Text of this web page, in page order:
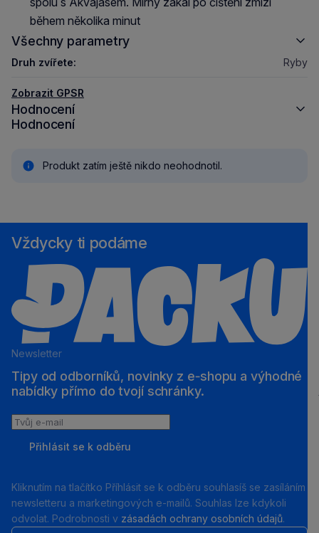
během několika minut
Všechny parametry
Druh zvířete: Ryby
Zobrazit GPSR
Hodnocení
Hodnocení
Produkt zatím ještě nikdo neohodnotil.
Vždycky ti podáme
Newsletter
Tipy od odborníků, novinky z e‑shopu a výhodné
nabídky přímo do tvojí schránky.
Tvůj
Přihlásit se k odběru
Kliknutím na tlačítko Příhlásit se k odběru souhlasíš se zasíláním
newsletteru a marketingových e-mailů. Souhlas lze kdykoli
odvolat. Podrobnosti v zásadách ochrany osobních údajů.